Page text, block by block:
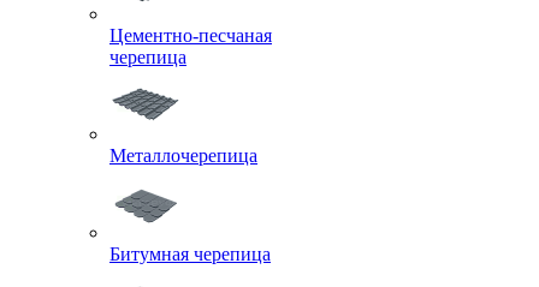
Цементно-песчаная
черепица
Металлочерепица
Битумная черепица